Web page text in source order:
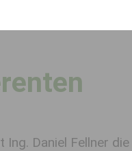
Daniel Fellner die